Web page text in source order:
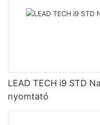
LEAD TECH i9 STD
nyomtató